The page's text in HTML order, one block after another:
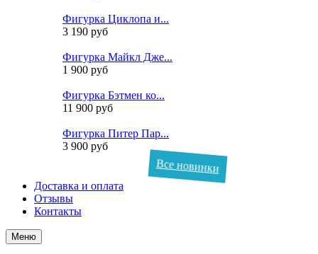
Фигурка Циклопа и...
3 190 руб
Фигурка Майкл Дже...
1 900 руб
Фигурка Бэтмен ко...
11 900 руб
Фигурка Питер Пар...
3 900 руб
Все новинки
Доставка и оплата
Отзывы
Контакты
Меню